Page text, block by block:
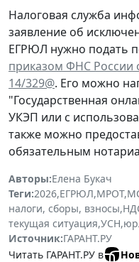
Налоговая служба
заявление об
ЕГРЮЛ нужно подать
приказом ФНС России
14/329@. Его можно
"Государственная
УКЭП или с
также можно
обязательным
Авторы:Елена Букач
Теги:2026,ЕГРЮЛ,МРОТ,
налоги, сборы, взносы,
текущая ситуация,УСН,
Источник:ГАРАНТ.РУ
Читать ГАРАНТ.РУ в